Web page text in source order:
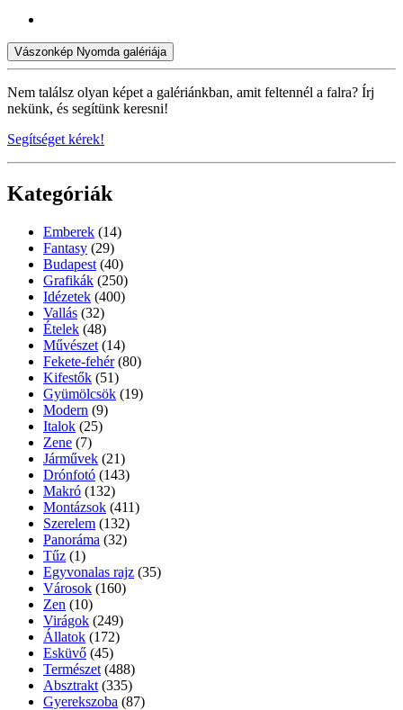
Vászonkép Nyomda galériája
Nem találsz olyan képet a galériánkban, amit feltennél a falra? Írj
nekünk, és segítünk keresni!
Segítséget kérek!
Kategóriák
Emberek (14)
Fantasy (29)
Budapest (40)
Grafikák (250)
Idézetek (400)
Vallás (32)
Ételek (48)
Művészet (14)
Fekete-fehér (80)
Kifestők (51)
Gyümölcsök (19)
Modern (9)
Italok (25)
Zene (7)
Járművek (21)
Drónfotó (143)
Makró (132)
Montázsok (411)
Szerelem (132)
Panoráma (32)
Tűz (1)
Egyvonalas rajz (35)
Városok (160)
Zen (10)
Virágok (249)
Állatok (172)
Esküvő (45)
Természet (488)
Absztrakt (335)
Gyerekszoba (87)